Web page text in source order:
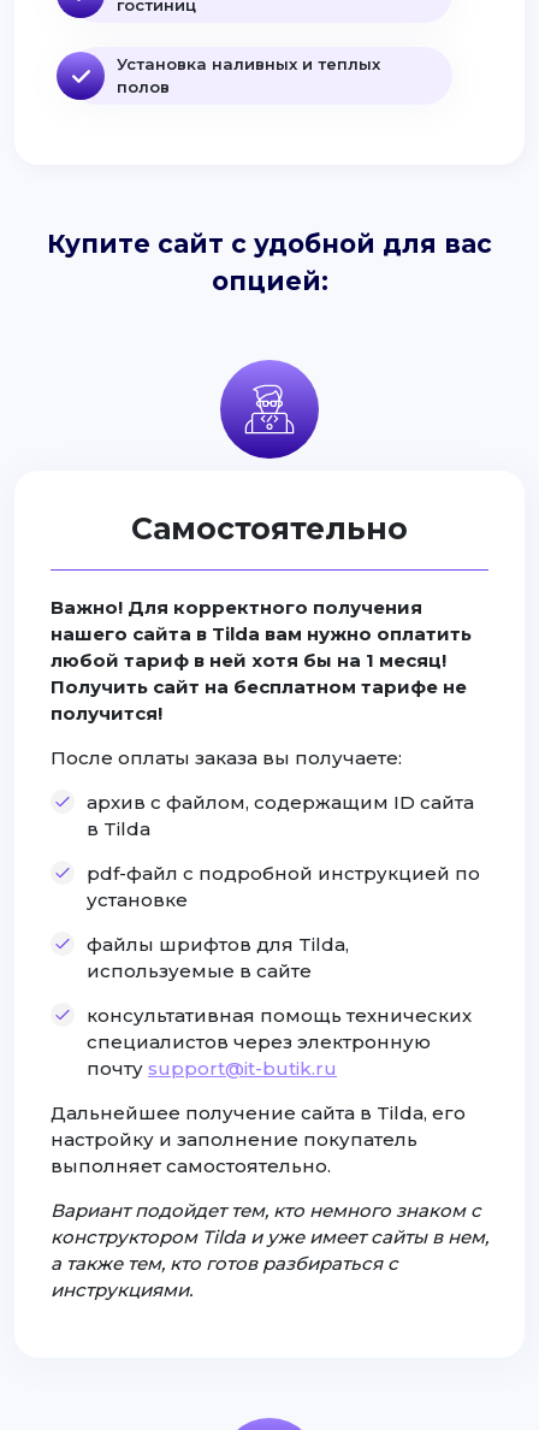
гостиниц
Установка наливных и теплых
полов
Купите сайт с удобной для вас
опцией:
Самостоятельно
Важно! Для корректного получения
нашего сайта в Tilda вам нужно оплатить
любой тариф в ней хотя бы на 1 месяц!
Получить сайт на бесплатном тарифе не
получится!
После оплаты заказа вы получаете:
архив с файлом, содержащим ID сайта
в Tilda
pdf-файл с подробной инструкцией по
установке
файлы шрифтов для Tilda,
используемые в сайте
консультативная помощь технических
специалистов через электронную
почту support@it-butik.ru
Дальнейшее получение сайта в Tilda, его
настройку и заполнение покупатель
выполняет самостоятельно.
Вариант подойдет тем, кто немного знаком с
конструктором Tilda и уже имеет сайты в нем,
а также тем, кто готов разбираться с
инструкциями.